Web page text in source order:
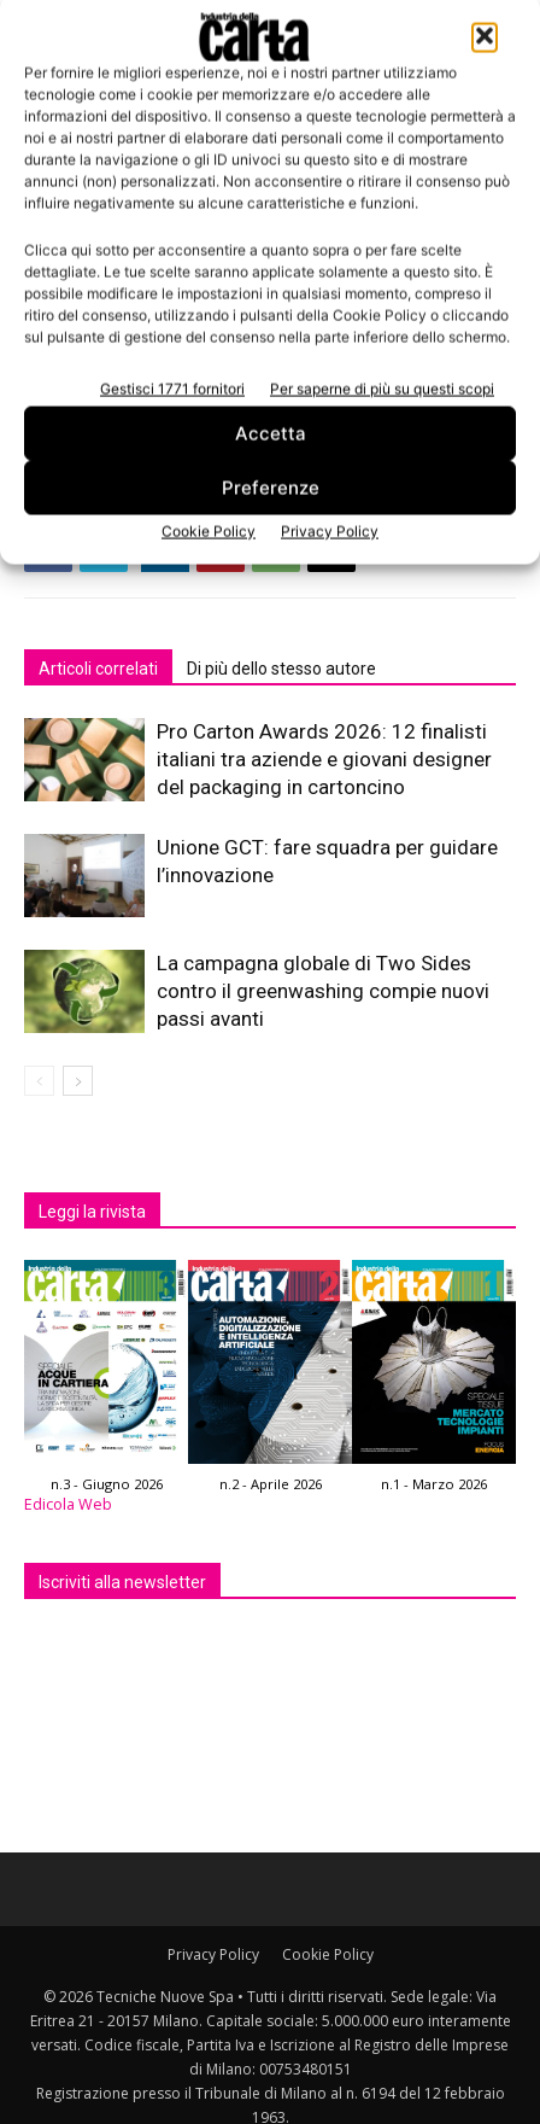
Per fornire le migliori esperienze, noi e i nostri partner utilizziamo
tecnologie come i cookie per memorizzare e/o accedere alle
informazioni del dispositivo. Il consenso a queste tecnologie permetterà a
noi e ai nostri partner di elaborare dati personali come il comportamento
durante la navigazione o gli ID univoci su questo sito e di mostrare
annunci (non) personalizzati. Non acconsentire o ritirare il consenso può
influire negativamente su alcune caratteristiche e funzioni.
Clicca qui sotto per acconsentire a quanto sopra o per fare scelte
dettagliate. Le tue scelte saranno applicate solamente a questo sito. È
possibile modificare le impostazioni in qualsiasi momento, compreso il
ritiro del consenso, utilizzando i pulsanti della Cookie Policy o cliccando
sul pulsante di gestione del consenso nella parte inferiore dello schermo.
Gestisci 1771 fornitori Per saperne di più su questi scopi
Accetta
Preferenze
Cookie Policy Privacy Policy
La sezione dedicata alle aziende che mettono in essere
attività in più rispetto a quelle previste dalla legge sulla
sicurezza, ha visto riconoscere i premi «Più per zero» a:
Smurfit Kappa, Soffass Cartiera e Paper Divipac.
La decima edizione è stata sponsorizzata da Well Salus e
da Allianz di Capannoni. Il progetto Obiettivo Zero è
patrocinato da: Assocarta, Associazione degli Industriali
di Lucca, Inail di Lucca, Usl 2 di Luca e dall’Università di
Pisa, dipartimento di economia e management.
Fiondazione Lazzareschi
Obiettivo Zero
Premio sulla Sicurezza
Articoli correlati Di più dello stesso autore
Pro Carton Awards 2026: 12 finalisti
italiani tra aziende e giovani designer
del packaging in cartoncino
Unione GCT: fare squadra per guidare
l’innovazione
La campagna globale di Two Sides
contro il greenwashing compie nuovi
passi avanti
Leggi la rivista
n.3 - Giugno 2026 n.2 - Aprile 2026 n.1 - Marzo 2026
Edicola Web
Iscriviti alla newsletter
Privacy Policy Cookie Policy
© 2026 Tecniche Nuove Spa • Tutti i diritti riservati. Sede legale: Via
Eritrea 21 - 20157 Milano. Capitale sociale: 5.000.000 euro interamente
versati. Codice fiscale, Partita Iva e Iscrizione al Registro delle Imprese
di Milano: 00753480151
Registrazione presso il Tribunale di Milano al n. 6194 del 12 febbraio
1963.